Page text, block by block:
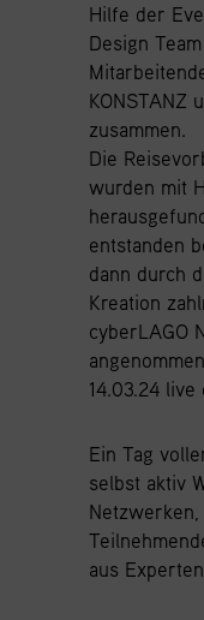
Hilfe der
Design
KONSTANZ
zusammen.
Die
wurden mit
entstanden
dann durch
Kreation
cyberLAGO
14.03.24
Ein Tag
selbst aktiv
aus